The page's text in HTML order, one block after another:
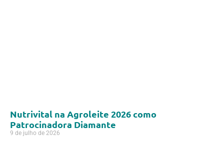
Nutrivital na Agroleite 2026 como
Patrocinadora Diamante
9 de julho de 2026